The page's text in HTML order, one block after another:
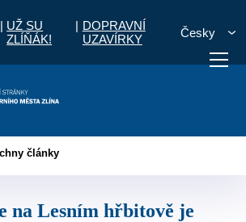
| UŽ SU
ZLÍŇÁK!
| DOPRAVNÍ
UZAVÍRKY
Česky
Potřebuji zaplatit
články